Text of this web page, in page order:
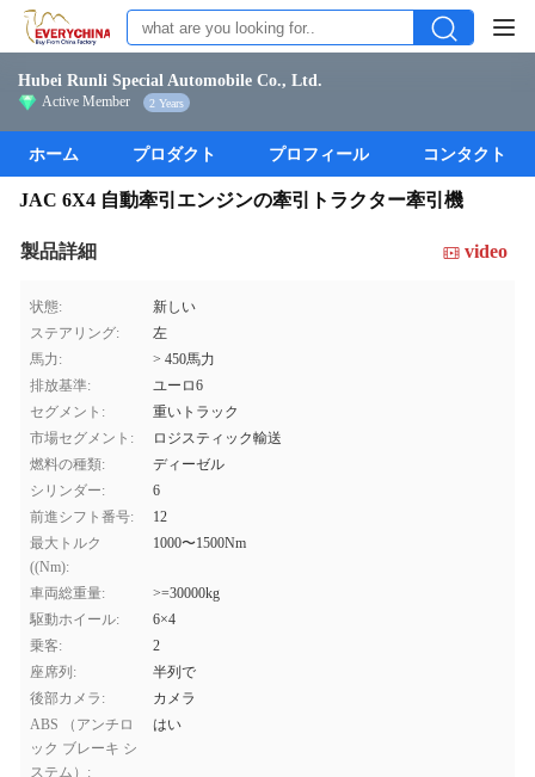
Hubei Runli Special Automobile Co., Ltd.
Active Member 2 Years
ホーム プロダクト プロフィール コンタクト
JAC 6X4 自動牽引エンジンの牽引トラクター牽引機
製品詳細 video
状態:
新しい
ステアリング:
左
馬力:
> 450馬力
排放基準:
ユーロ6
セグメント:
重いトラック
市場セグメント:
ロジスティック輸送
燃料の種類:
ディーゼル
シリンダー:
6
前進シフト番号:
12
最大トルク
((Nm):
1000〜1500Nm
車両総重量:
>=30000kg
駆動ホイール:
6×4
乗客:
2
座席列:
半列で
後部カメラ:
カメラ
ABS （アンチロ
ック ブレーキ シ
ステム）:
はい